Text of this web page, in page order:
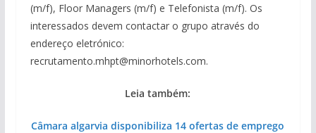
(m/f), Floor Managers (m/f) e Telefonista (m/f). Os
interessados devem contactar o grupo através do
endereço eletrónico:
recrutamento.mhpt@minorhotels.com.
Leia também:
Câmara algarvia disponibiliza 14 ofertas de emprego